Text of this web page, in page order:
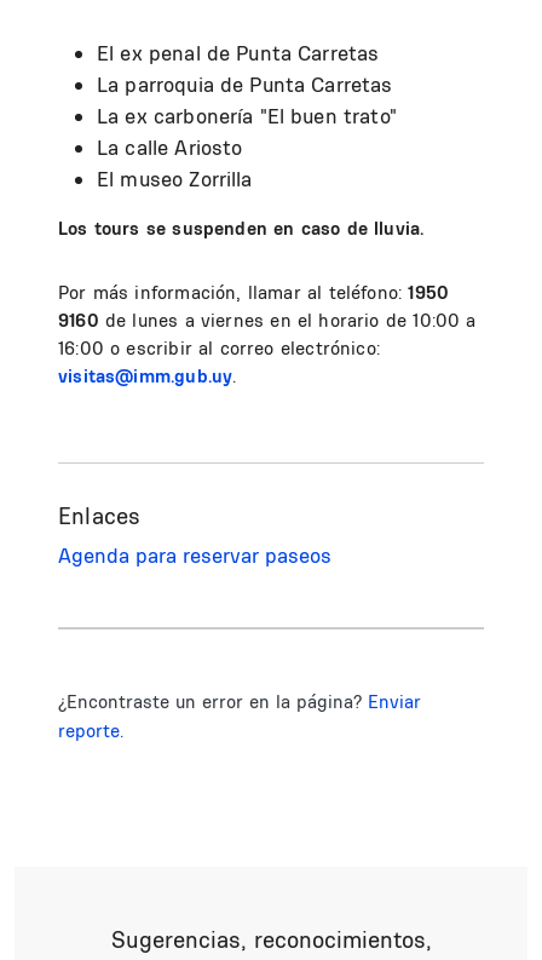
El ex penal de Punta Carretas
La parroquia de Punta Carretas
La ex carbonería "El buen trato"
La calle Ariosto
El museo Zorrilla
Los tours se suspenden en caso de lluvia.
Por más información, llamar al teléfono:1950
9160 de lunes a viernes en el horario de 10:00 a
16:00 o escribir al correo electrónico:
visitas@imm.gub.uy.
Enlaces
Agenda para reservar paseos
¿Encontraste un error en la página? Enviar
reporte.
Sugerencias, reconocimientos,